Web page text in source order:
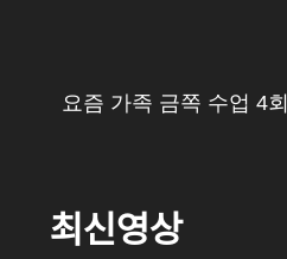
요즘 가족 금쪽 수업 4회
최신영상